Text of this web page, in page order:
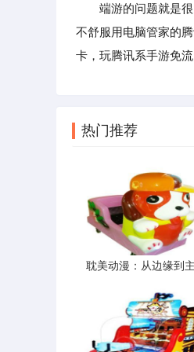
端游的问题就是很
不舒服用电脑管家的
卡，玩腾讯系手游免
热门推荐
耽美动漫：从边缘到